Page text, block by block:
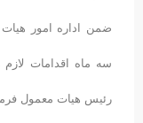
ضمن اداره امور
سه ماه اقدامات
رئیس هیات معمول